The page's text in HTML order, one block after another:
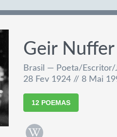
Geir Nuffer
Brasil — Poeta/Escritor/
28 Fev 1924 // 8 Mai
12 POEMAS